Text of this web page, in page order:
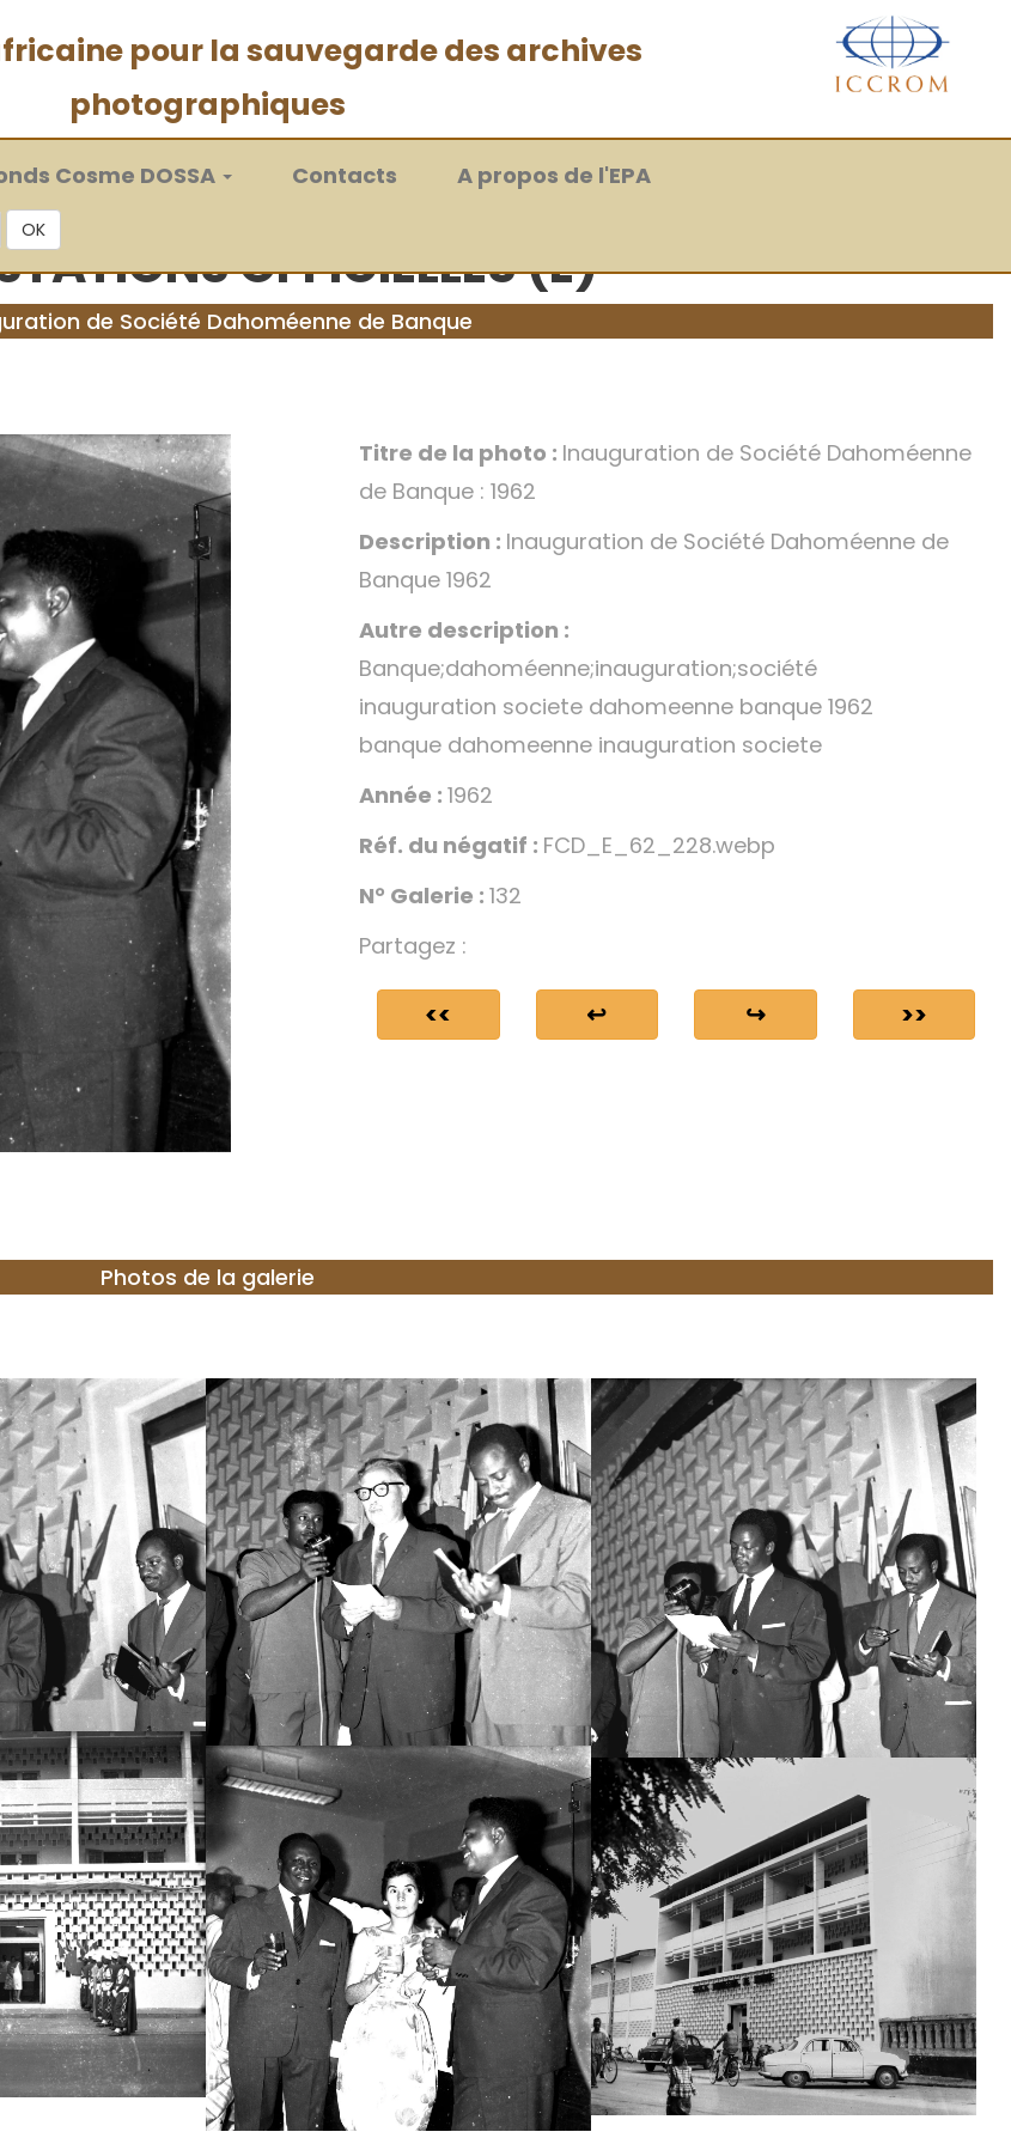
pour la sauvegarde des archives
photographiques
Cosme DOSSA Contacts A propos de l'EPA
OK
OFFICIELLES (E)
de Société Dahoméenne de Banque
Titre de la photo : Inauguration de Société Dahoméenne
de Banque : 1962
Description : Inauguration de Société Dahoméenne de
Banque 1962
Autre description :
Banque;dahoméenne;inauguration;société
inauguration societe dahomeenne banque 1962
banque dahomeenne inauguration societe
Année : 1962
Réf. du négatif : FCD_E_62_228.webp
N° Galerie : 132
Partagez :
<< ↩ ↪ >>
Photos de la galerie